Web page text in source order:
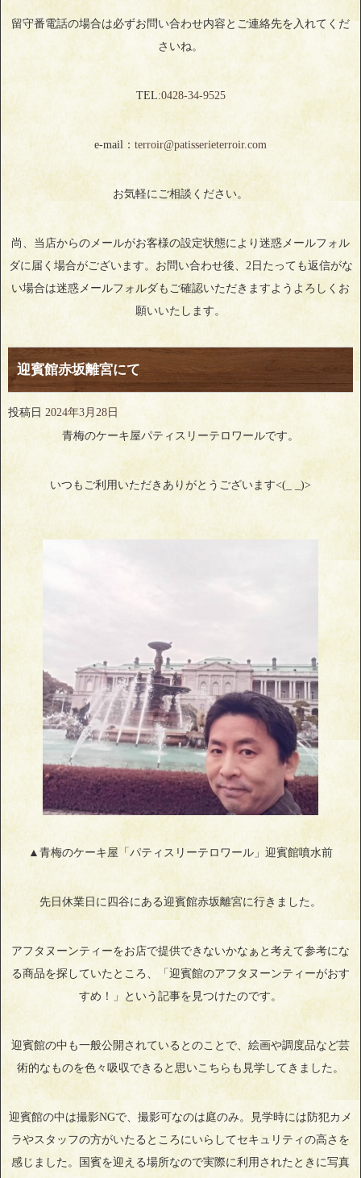
留守番電話の場合は必ずお問い合わせ内容とご連絡先を入れてくだ
さいね。
TEL:0428‐34‐9525
e-mail： terroir@patisserieterroir.com
お気軽にご相談ください。
尚、当店からのメールがお客様の設定状態により迷惑メールフォル
ダに届く場合がございます。お問い合わせ後、2日たっても返信がな
い場合は迷惑メールフォルダもご確認いただきますようよろしくお
願いいたします。
迎賓館赤坂離宮にて
投稿日 2024年3月28日
青梅のケーキ屋パティスリーテロワールです。
いつもご利用いただきありがとうございます<(_ _)>
▲青梅のケーキ屋「パティスリーテロワール」迎賓館噴水前
先日休業日に四谷にある迎賓館赤坂離宮に行きました。
アフタヌーンティーをお店で提供できないかなぁと考えて参考にな
る商品を探していたところ、「迎賓館のアフタヌーンティーがおす
すめ！」という記事を見つけたのです。
迎賓館の中も一般公開されているとのことで、絵画や調度品など芸
術的なものを色々吸収できると思いこちらも見学してきました。
迎賓館の中は撮影NGで、撮影可なのは庭のみ。見学時には防犯カメ
ラやスタッフの方がいたるところにいらしてセキュリティの高さを
感じました。国賓を迎える場所なので実際に利用されたときに写真